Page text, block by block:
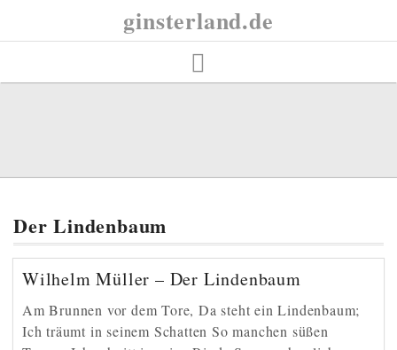
ginsterland.de
Der Lindenbaum
Wilhelm Müller – Der Lindenbaum
Am Brunnen vor dem Tore, Da steht ein Lindenbaum;
Ich träumt in seinem Schatten So manchen süßen